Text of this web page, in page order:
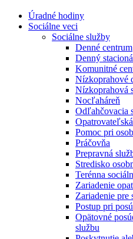
Úradné hodiny
Sociálne veci
Sociálne služby
Denné centrum
Denný
Komunitné
Nízkoprahové
Nízkoprahová
Nocľaháreň
Odľahčovacia
Pomoc pri
Práčovňa
Prepravná
Stredisko
Terénna
Zariadenie
Zariadenie pre
Postup pri
Opätovné
službu